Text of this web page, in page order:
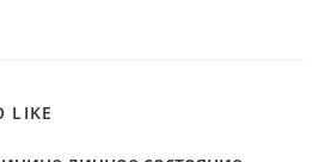
LIKE